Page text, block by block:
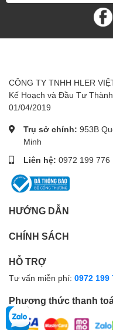
CÔNG TY TNHH HLER
Kế Hoạch và Đầu Tư
01/04/2019
Trụ sở chính: 953B
Minh
Liên hệ: 0972 199 776
HƯỚNG DẪN
CHÍNH SÁCH
HỖ TRỢ
Tư vấn miễn phí: 0972 199
Phương thức thanh